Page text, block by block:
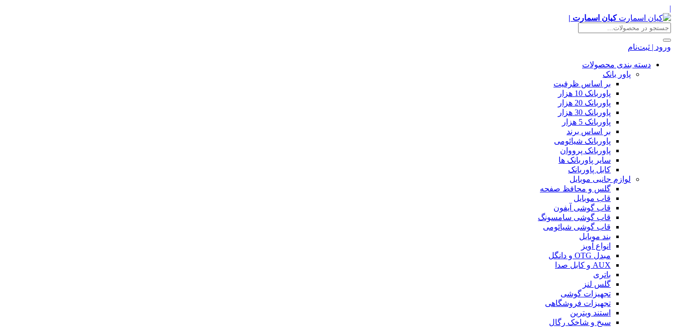
|
کیان اسمارت |
ورود | ثبت‌نام
دسته بندی محصولات
پاور بانک
بر اساس ظرفیت
پاوربانک 10 هزار
پاوربانک 20 هزار
پاوربانک 30 هزار
پاوربانک 5 هزار
بر اساس برند
پاوربانک شیائومی
پاوربانک پرووان
سایر پاوربانک ها
کابل پاوربانک
لوازم جانبی موبایل
گلس و محافظ صفحه
قاب موبایل
قاب گوشی آیفون
قاب گوشی سامسونگ
قاب گوشی شیائومی
بند موبایل
انواع آویز
مبدل OTG و دانگل
AUX و کابل صدا
باتری
گلس لنز
تجهیزات گوشی
تجهیزات فروشگاهی
استند ویترین
سیخ و شاخک رگال